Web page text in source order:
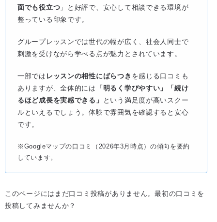
面でも役立つ 」と好評で、安心して相談できる環境が
整っている印象です。
グループレッスンでは世代の幅が広く、社会人同士で
刺激を受けながら学べる点が魅力とされています。
一部では レッスンの相性にばらつき を感じる口コミも
ありますが、全体的には
「明るく学びやすい」「続け
るほど成長を実感できる」
という満足度が高いスクー
ルといえるでしょう。体験で雰囲気を確認すると安心
です。
※Googleマップの口コミ（2026年3月時点）の傾向を要約
しています。
このページにはまだ口コミ投稿がありません。最初の口コミを
投稿してみませんか？